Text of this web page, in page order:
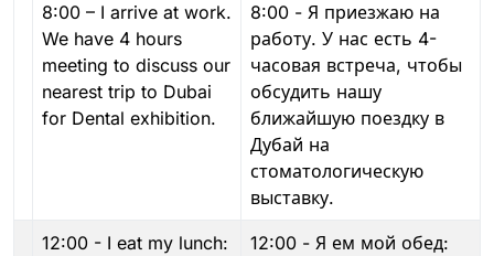
8:00 – I arrive at work.
We have 4 hours
meeting to discuss our
nearest trip to Dubai
for Dental exhibition.
8:00 - Я приезжаю на
работу. У нас есть 4-
часовая встреча, чтобы
обсудить нашу
ближайшую поездку в
Дубай на
стоматологическую
выставку.
12:00 - I eat my lunch:
12:00 - Я ем мой обед: